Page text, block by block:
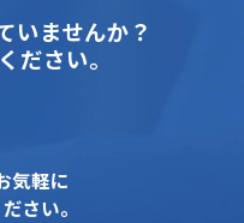
いませんか？
ださい。
気軽に
さい。